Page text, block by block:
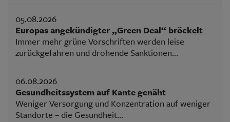
05.08.2026
Europas angekündigter „Green Deal“ bröckelt
Immer mehr grüne Vorschriften werden leise
zurückgefahren und drohende Sanktionen...
06.08.2026
Gesundheitssystem auf Kante genäht
Weniger Versorgung und Konzentration auf weniger
Standorte – die Gesundheit...